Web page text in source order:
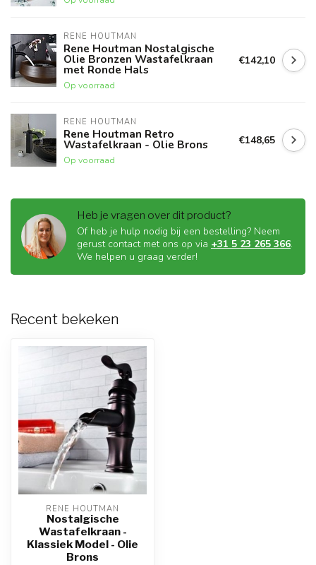
RENE HOUTMAN
Rene Houtman Nostalgische
Olie Bronzen Wastafelkraan
met Ronde Hals
Op voorraad
€142,10
RENE HOUTMAN
Rene Houtman Retro
Wastafelkraan - Olie Brons
Op voorraad
€148,65
Heb je vragen over dit product?
Of heb je hulp nodig bij een bestelling? Neem
gerust contact met ons op via +31 5 23 265 366.
We helpen u graag verder!
Recent bekeken
RENE HOUTMAN
Nostalgische
Wastafelkraan -
Klassiek Model - Olie
Brons